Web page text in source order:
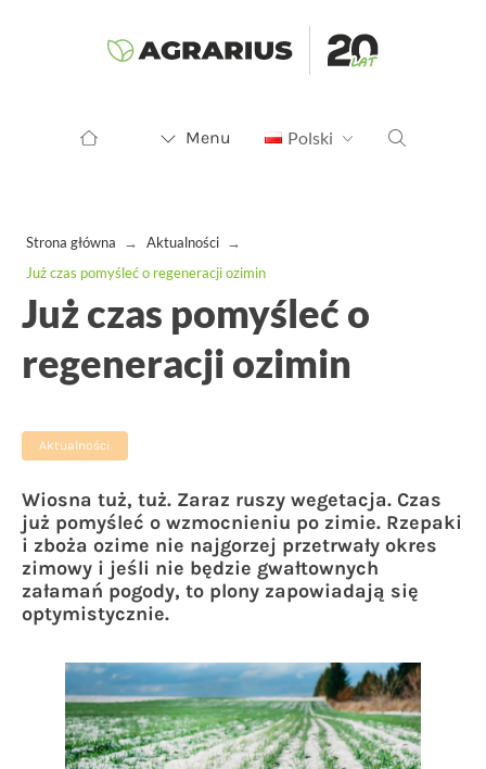
Menu Polski
Strona główna → Aktualności →
Już czas pomyśleć o regeneracji ozimin
Już czas pomyśleć o
regeneracji ozimin
Aktualności
Wiosna tuż, tuż. Zaraz ruszy wegetacja. Czas
już pomyśleć o wzmocnieniu po zimie. Rzepaki
i zboża ozime nie najgorzej przetrwały okres
zimowy i jeśli nie będzie gwałtownych
załamań pogody, to plony zapowiadają się
optymistycznie.